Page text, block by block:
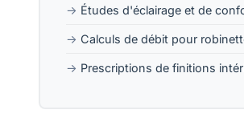
Études d'éclairage et de
Calculs de débit pour
Prescriptions de finitions